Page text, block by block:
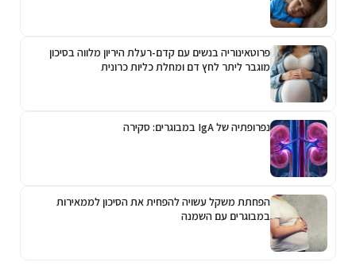
פרוטאינוריה בנשים עם קדם-רעלת היריון מלווה בסיכון
מוגבר ליתר לחץ דם ומחלת כליות כרונית
נפרופתיה של IgA במבוגרים: סקירה
הפחתת משקל עשויה להפחית את הסיכון לממאירות
במבוגרים עם השמנה